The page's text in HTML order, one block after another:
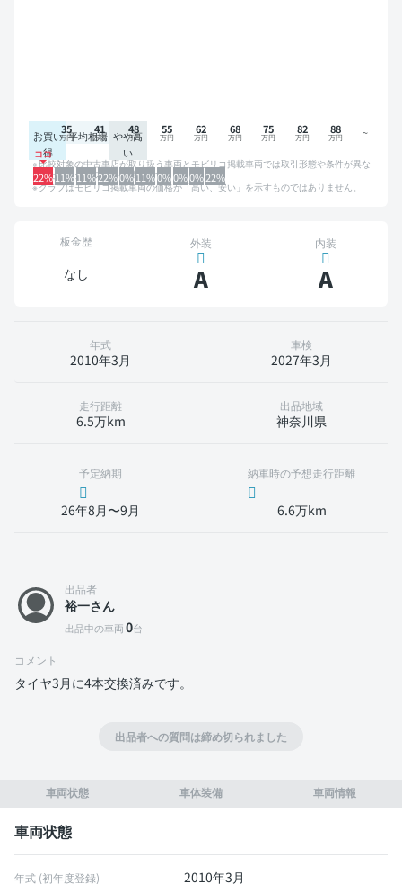
お買い
得
平均相場 やや高
い
22%11%11%22%0%11%0%0%0%22%
35 41 48 55 62 68 75 82 88
比較対象の中古車店が取り扱う車両とモビリコ掲載車両では取引形態や条件が異な
るため、グラフは参考情報です。
グラフはモビリコ掲載車両の価格が「高い、安い」を示すものではありません。
板金歴
なし
外装
A
内装
A
年式
2010年3月
車検
2027年3月
走行距離
6.5万km
出品地域
神奈川県
予定納期
26年8月〜9月
納車時の予想走行距離
6.6万km
車両状態 車体装備 車両情報
車両状態
年式 (初年度登録) 2010年3月
出品者
裕一さん
出品中の車両0台
コメント
タイヤ3月に4本交換済みです。
出品者への質問は締め切られました